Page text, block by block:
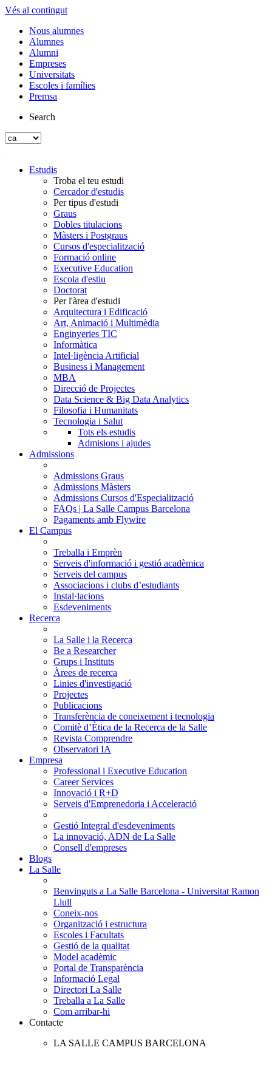
Vés al contingut
Nous alumnes
Alumnes
Alumni
Empreses
Universitats
Escoles i famílies
Premsa
Search
Estudis
Troba el teu estudi
Cercador d'estudis
Per tipus d'estudi
Graus
Dobles titulacions
Màsters i Postgraus
Cursos d'especialització
Formació online
Executive Education
Escola d'estiu
Doctorat
Per l'àrea d'estudi
Arquitectura i Edificació
Art, Animació i Multimèdia
Enginyeries TIC
Informàtica
Intel·ligència Artificial
Business i Management
MBA
Direcció de Projectes
Data Science & Big Data Analytics
Filosofia i Humanitats
Tecnologia i Salut
Tots els estudis
Admisions i ajudes
Admissions
Admissions Graus
Admissions Màsters
Admissions Cursos d'Especialització
FAQs | La Salle Campus Barcelona
Pagaments amb Flywire
El Campus
Treballa i Emprèn
Serveis d'informació i gestió acadèmica
Serveis del campus
Associacions i clubs d’estudiants
Instal·lacions
Esdeveniments
Recerca
La Salle i la Recerca
Be a Researcher
Grups i Instituts
Àrees de recerca
Linies d'investigació
Projectes
Publicacions
Transferència de coneixement i tecnologia
Comitè d’Ètica de la Recerca de la Salle
Revista Comprendre
Observatori IA
Empresa
Professional i Executive Education
Career Services
Innovació i R+D
Serveis d'Emprenedoria i Acceleració
Gestió Integral d'esdeveniments
La innovació, ADN de La Salle
Consell d'empreses
Blogs
La Salle
Benvinguts a La Salle Barcelona - Universitat Ramon
Llull
Coneix-nos
Organització i estructura
Escoles i Facultats
Gestió de la qualitat
Model acadèmic
Portal de Transparència
Informació Legal
Directori La Salle
Treballa a La Salle
Com arribar-hi
Contacte
LA SALLE CAMPUS BARCELONA